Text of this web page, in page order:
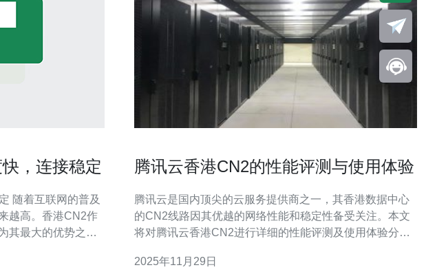
，连接稳定
越高。香港CN2作
其最大的优势之
览网页、观看视频
腾讯云香港CN2的性能评测与使用体验
腾讯云是国内顶尖的云服务提供商之一，其香港数据中心
的CN2线路因其优越的网络性能和稳定性备受关注。本文
将对腾讯云香港CN2进行详细的性能评测及使用体验分
2025年11月29日